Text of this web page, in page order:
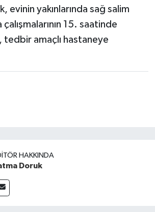
evinin yakınlarında sağ salim
15. saatinde
tedbir amaçlı hastaneye
HAKKINDA
Doruk